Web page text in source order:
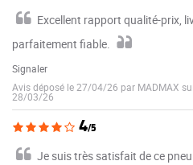
Excellent rapport qualité-prix,
parfaitement fiable.
Signaler
Avis déposé le 27/04/26 par MADMAX
28/03/26
4/5
Je suis très satisfait de ce